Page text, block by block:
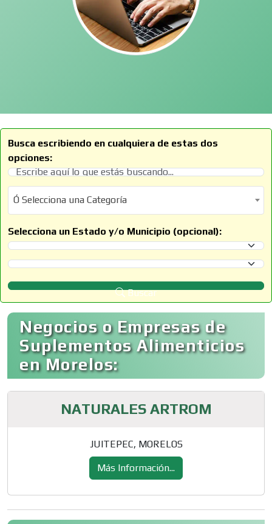
Busca escribiendo en cualquiera de estas dos
opciones:
Ó Selecciona una Categoría
Ó Selecciona una Categoría
Selecciona un Estado y/o Municipio (opcional):
Selecciona un Estado
Selecciona un Municipio
Buscar
Negocios o Empresas de
Suplementos Alimenticios
en Morelos:
NATURALES ARTROM
JUITEPEC, MORELOS
Más Información...